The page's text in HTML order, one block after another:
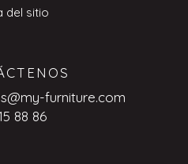
del sitio
furniture.com
88 86